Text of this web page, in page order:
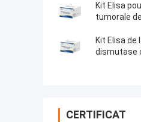
Kit Elisa
tumorale
Kit Elisa de
dismutase
CERTIFICAT